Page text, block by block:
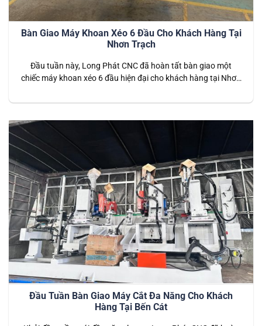
Bàn Giao Máy Khoan Xéo 6 Đầu Cho Khách Hàng Tại
Nhơn Trạch
Đầu tuần này, Long Phát CNC đã hoàn tất bàn giao một
chiếc máy khoan xéo 6 đầu hiện đại cho khách hàng tại Nhơn
khoan đa chiều, đáp ứng hiệu quả nhu cầu gia công phức tạp
Đầu Tuần Bàn Giao Máy Cắt Đa Năng Cho Khách
Hàng Tại Bến Cát